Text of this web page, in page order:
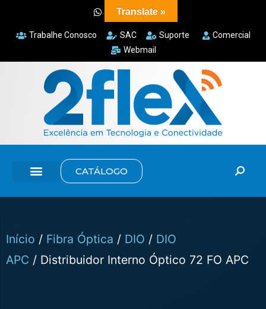
Trabalhe Conosco SAC Suporte
Comercial
Webmail
CATÁLOGO
Início / Fibra Óptica / DIO / DIO
APC / Distribuidor Interno Óptico 72 FO APC
Translate »